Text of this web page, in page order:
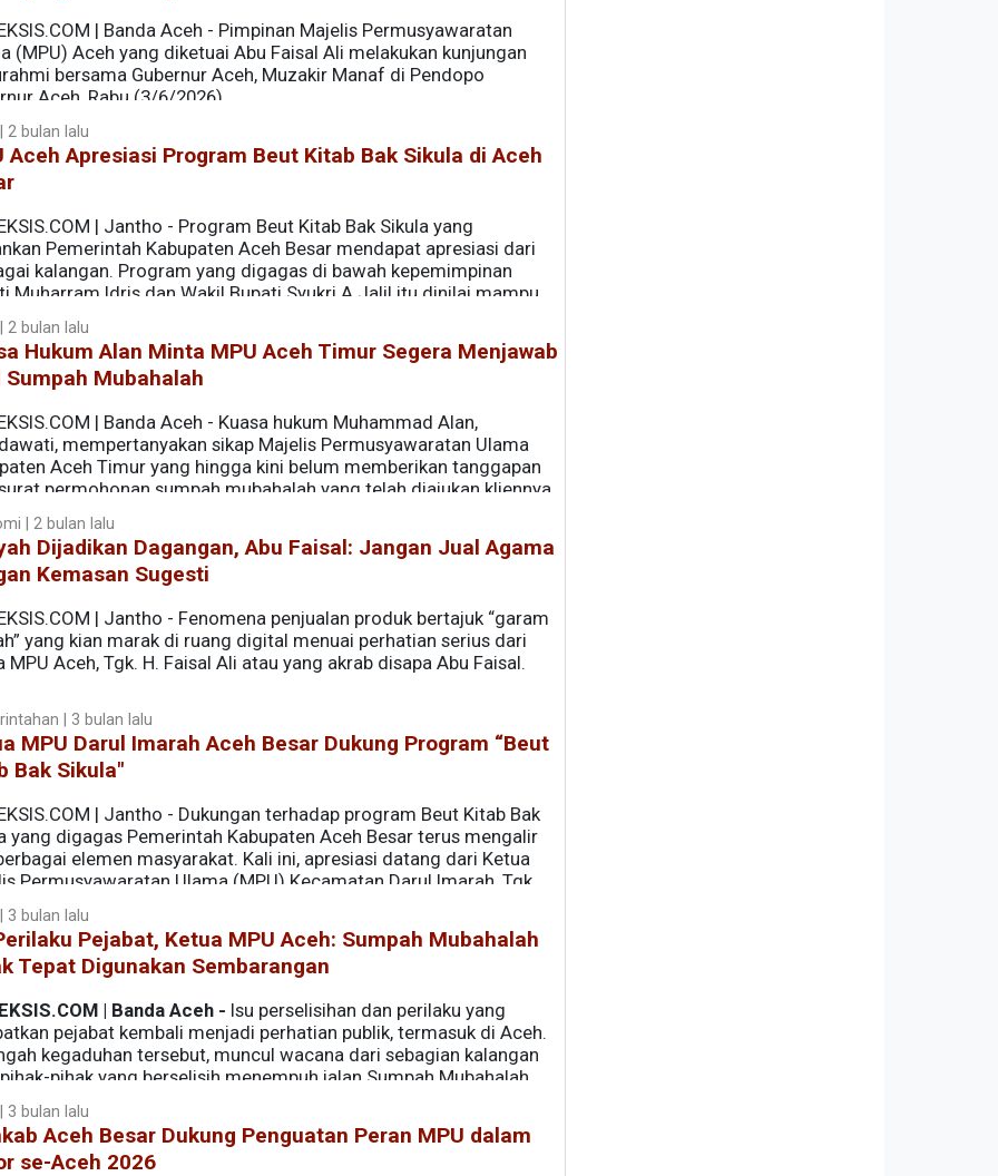
| Banda Aceh - Pimpinan Majelis Permusyawaratan
(MPU) Aceh yang diketuai Abu Faisal Ali melakukan kunjungan
bersama Gubernur Aceh, Muzakir Manaf di Pendopo
Aceh, Rabu (3/6/2026).
2 bulan lalu
Aceh Apresiasi Program Beut Kitab Bak Sikula di Aceh
| Jantho - Program Beut Kitab Bak Sikula yang
Pemerintah Kabupaten Aceh Besar mendapat apresiasi dari
kalangan. Program yang digagas di bawah kepemimpinan
Muharram Idris dan Wakil Bupati Syukri A Jalil itu dinilai mampu
muda.
2 bulan lalu
Hukum Alan Minta MPU Aceh Timur Segera Menjawab
Sumpah Mubahalah
| Banda Aceh - Kuasa hukum Muhammad Alan,
mempertanyakan sikap Majelis Permusyawaratan Ulama
Aceh Timur yang hingga kini belum memberikan tanggapan
permohonan sumpah mubahalah yang telah diajukan kliennya
| 2 bulan lalu
Dijadikan Dagangan, Abu Faisal: Jangan Jual Agama
Kemasan Sugesti
| Jantho - Fenomena penjualan produk bertajuk “garam
yang kian marak di ruang digital menuai perhatian serius dari
MPU Aceh, Tgk. H. Faisal Ali atau yang akrab disapa Abu Faisal.
| 3 bulan lalu
MPU Darul Imarah Aceh Besar Dukung Program “Beut
Bak Sikula"
| Jantho - Dukungan terhadap program Beut Kitab Bak
yang digagas Pemerintah Kabupaten Aceh Besar terus mengalir
elemen masyarakat. Kali ini, apresiasi datang dari Ketua
Permusyawaratan Ulama (MPU) Kecamatan Darul Imarah, Tgk
3 bulan lalu
Pejabat, Ketua MPU Aceh: Sumpah Mubahalah
Tepat Digunakan Sembarangan
| Banda Aceh - Isu perselisihan dan perilaku yang
pejabat kembali menjadi perhatian publik, termasuk di Aceh.
kegaduhan tersebut, muncul wacana dari sebagian kalangan
pihak yang berselisih menempuh jalan Sumpah Mubahalah
3 bulan lalu
Aceh Besar Dukung Penguatan Peran MPU dalam
se-Aceh 2026